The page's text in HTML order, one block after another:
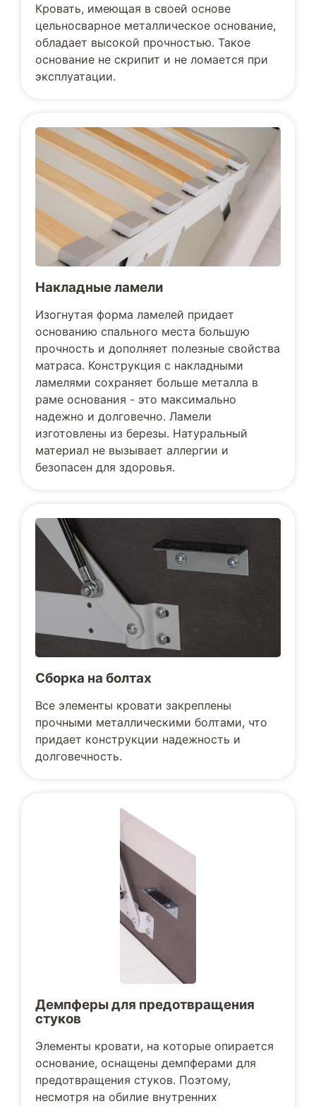
Кровать, имеющая в своей основе
цельносварное металлическое основание,
обладает высокой прочностью. Такое
основание не скрипит и не ломается при
эксплуатации.
Накладные ламели
Изогнутая форма ламелей придает
основанию спального места большую
прочность и дополняет полезные свойства
матраса. Конструкция с накладными
ламелями сохраняет больше металла в
раме основания - это максимально
надежно и долговечно. Ламели
изготовлены из березы. Натуральный
материал не вызывает аллергии и
безопасен для здоровья.
Сборка на болтах
Все элементы кровати закреплены
прочными металлическими болтами, что
придает конструкции надежность и
долговечность.
Демпферы для предотвращения
стуков
Элементы кровати, на которые опирается
основание, оснащены демпферами для
предотвращения стуков. Поэтому,
несмотря на обилие внутренних